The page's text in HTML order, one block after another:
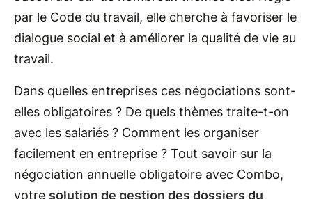
par le Code du travail, elle cherche à favoriser le
dialogue social et à améliorer la qualité de vie au
travail.
Dans quelles entreprises ces négociations sont-
elles obligatoires ? De quels thèmes traite-t-on
avec les salariés ? Comment les organiser
facilement en entreprise ? Tout savoir sur la
négociation annuelle obligatoire avec Combo,
votre solution de gestion des dossiers du